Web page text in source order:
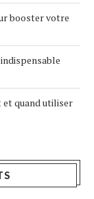
booster votre
et quand utiliser